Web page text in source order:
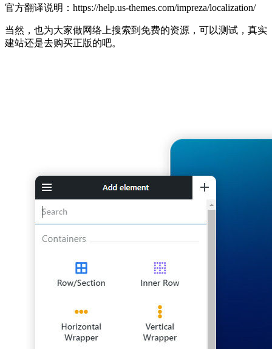
官方翻译说明：https://help.us-themes.com/impreza/localization/
当然，也为大家做网络上搜索到免费的资源，可以测试，真实
建站还是去购买正版的吧。